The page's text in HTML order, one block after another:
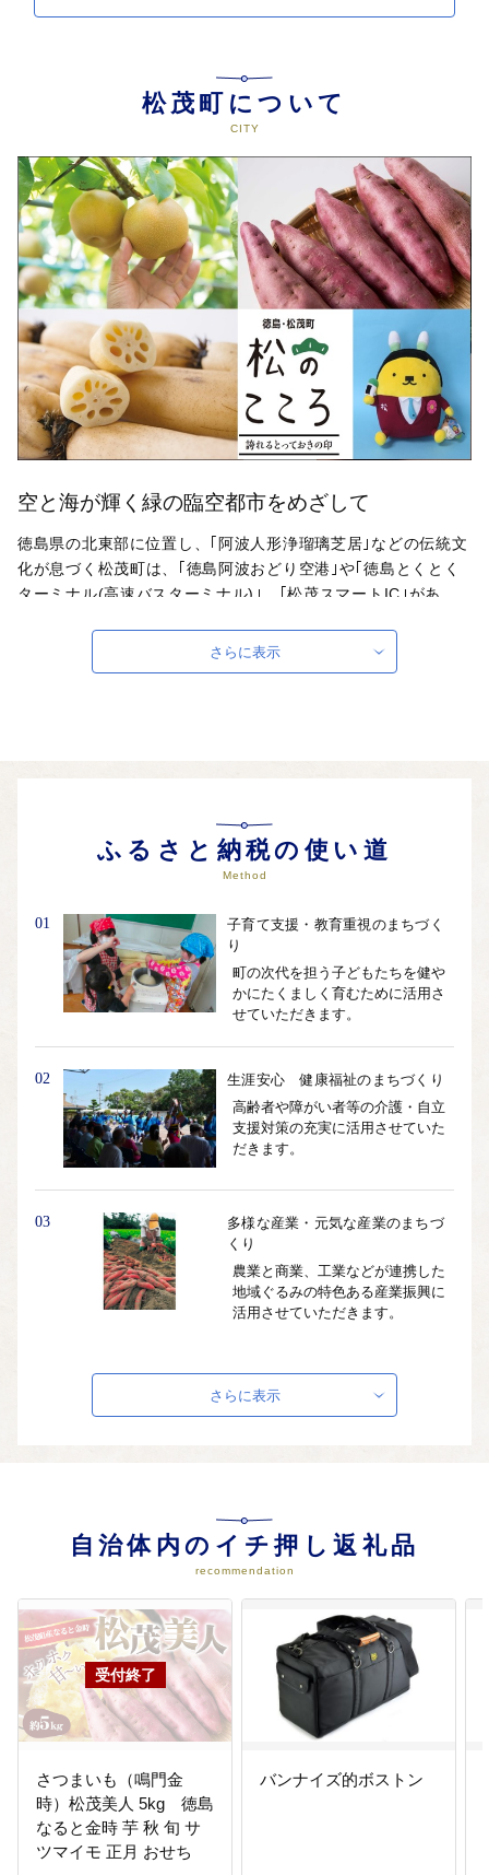
松茂町について
空と海が輝く緑の臨空都市をめざして
徳島県の北東部に位置し、｢阿波人形浄瑠璃芝居｣などの伝統文
化が息づく松茂町は、｢徳島阿波おどり空港｣や｢徳島とくとく
ターミナル(高速バスターミナル)｣、｢松茂スマートIC｣があ
育まれた｢さつまいも｣、｢蓮根｣、｢海苔｣などの農水産物や、モ
ノづくりがさかんな松茂工業団地でしか製造されていない工業
自治体ホームページは
さらに表示
ふるさと納税の使い道
Method
01
子育て支援・教育重視のまちづく
り
町の次代を担う子どもたちを健や
かにたくましく育むために活用さ
せていただきます。
02
生涯安心 健康福祉のまちづくり
高齢者や障がい者等の介護・自立
支援対策の充実に活用させていた
だきます。
03
多様な産業・元気な産業のまちづ
くり
農業と商業、工業などが連携した
地域ぐるみの特色ある産業振興に
活用させていただきます。
みんないきいき 文化・スポーツ
交流のまちづくり
動に親しむ環境づくりに活用させ
水と緑に包まれた人にやさしいま
ちづくり
の安定、環境保護活動等に活用さ
せていただきます。
06 自治体におまかせ
07
さらに表示
自治体内のイチ押し返礼品
recommendation
さつまいも（鳴門金
時）松茂美人 5kg 徳島
なると金時 芋 秋 旬 サ
ツマイモ 正月 おせち
バンナイズ的ボストン